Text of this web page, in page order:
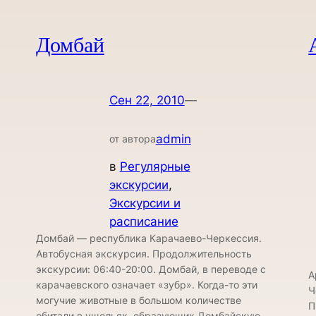
Домбай
Сен 22, 2010—
от автораadmin
в Регулярные
экскурсии
Экскурсии и
расписание
Домбай — республика Карачаево-Черкессия.
Автобусная экскурсия. Продолжительность
экскурсии: 06:40-20:00. Домбай, в переводе с
карачаевского означает «зубр». Когда-то эти
могучие животные в большом количестве